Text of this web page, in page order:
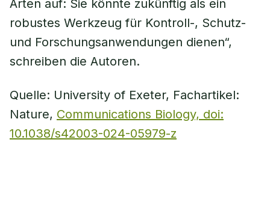
Arten auf: Sie könnte zukünftig als ein
robustes Werkzeug für Kontroll-, Schutz-
und Forschungsanwendungen dienen“,
schreiben die Autoren.
Quelle: University of Exeter, Fachartikel:
Nature, Communications Biology, doi:
10.1038/s42003-024-05979-z